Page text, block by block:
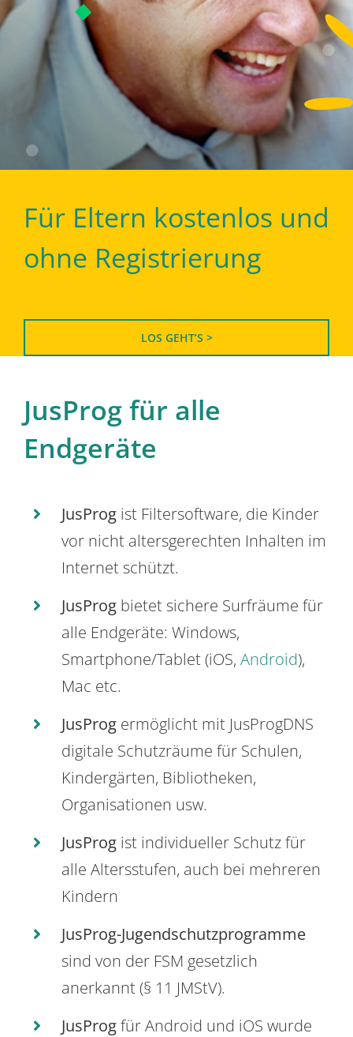
Für Eltern kostenlos und
ohne Registrierung
LOS GEHT’S >
JusProg für alle
Endgeräte
JusProg ist Filtersoftware, die Kinder
vor nicht altersgerechten Inhalten im
Internet schützt.
JusProg bietet sichere Surfräume für
alle Endgeräte: Windows,
Smartphone/Tablet (iOS, Android),
Mac etc.
JusProg ermöglicht mit JusProgDNS
digitale Schutzräume für Schulen,
Kindergärten, Bibliotheken,
Organisationen usw.
JusProg ist individueller Schutz für
alle Altersstufen, auch bei mehreren
Kindern
JusProg-Jugendschutzprogramme
sind von der FSM gesetzlich
anerkannt (§ 11 JMStV).
JusProgfür Android und iOS wurde